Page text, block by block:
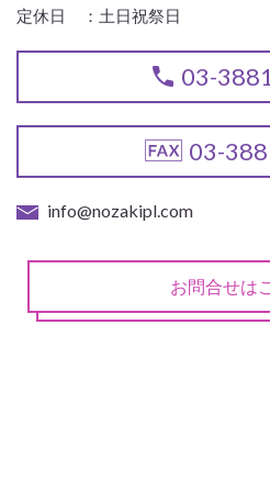
定休日 ： 土日祝祭日
03-
03-
info@nozakipl.com
お問合せは